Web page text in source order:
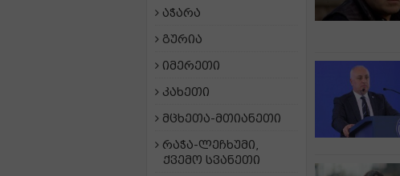
აჭარა
გურია
იმერეთი
კახეთი
მცხეთა-მთიანეთი
რაჭა-ლეჩხუმი,
ქვემო სვანეთი